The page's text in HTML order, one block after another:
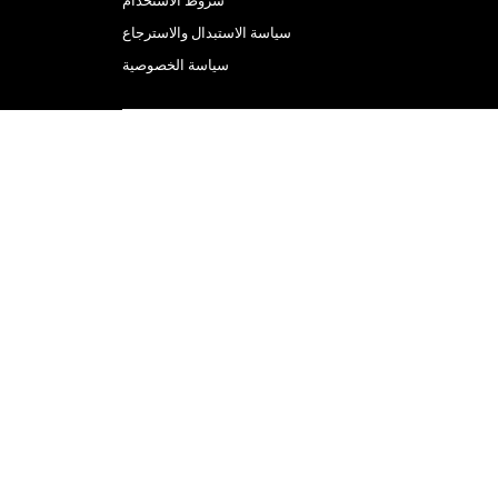
سياسة الاستبدال والاسترجاع
سياسة الخصوصية